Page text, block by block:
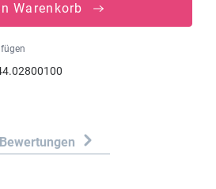
Warenkorb
Bewertungen